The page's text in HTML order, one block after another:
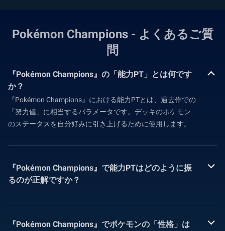
Pokémon Champions - よくあるご質
問
『Pokémon Champions』の「能力PT」とは何です
か？
『Pokémon Champions』における能力PTとは、過去作での
「努力値」に相当するパラメータです。デッキのポケモン
のステータスを自分好みに引き上げるために使用します。
『Pokémon Champions』で能力PTはどのように振
るのが正解ですか？
『Pokémon Champions』でポケモンの「性格」は